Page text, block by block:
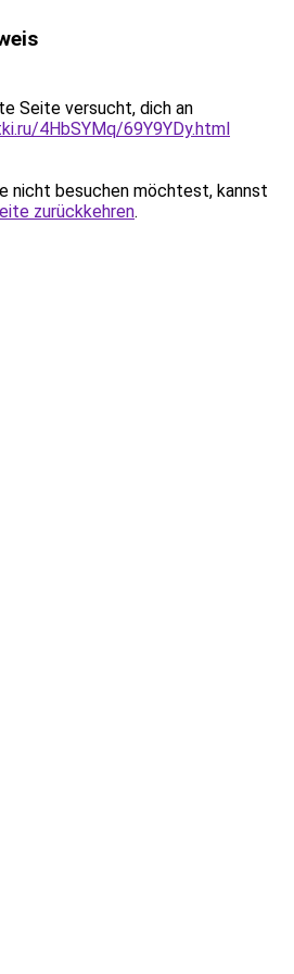
Seite versucht, dich an
4HbSYMq/69Y9YDy.html
nicht besuchen möchtest, kannst
zurückkehren.